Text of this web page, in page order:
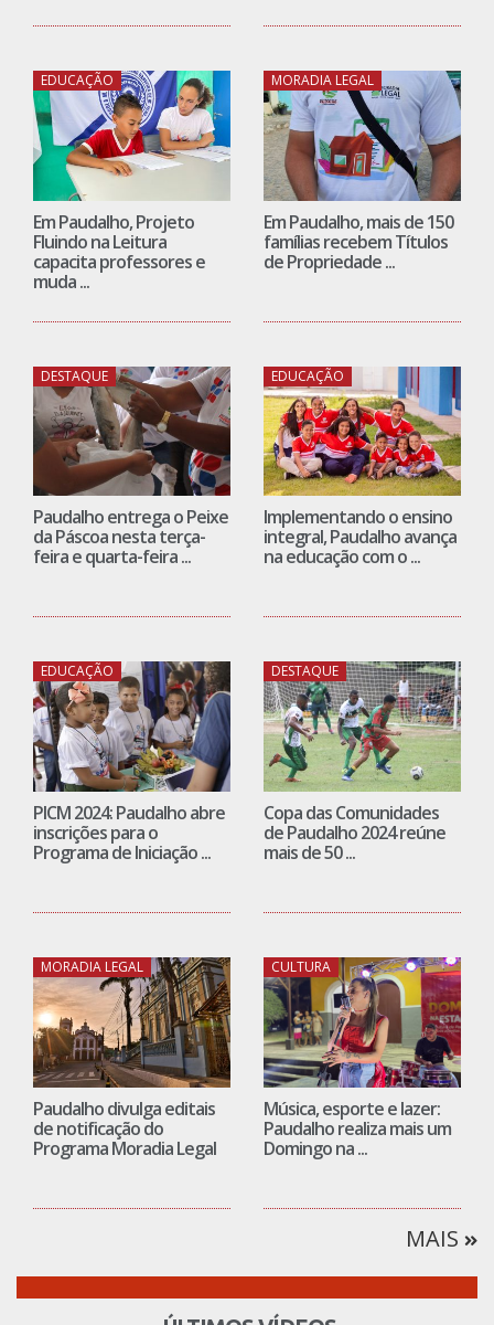
EDUCAÇÃO
Em Paudalho, Projeto
Fluindo na Leitura
capacita professores e
muda ...
MORADIA LEGAL
Em Paudalho, mais de 150
famílias recebem Títulos
de Propriedade ...
DESTAQUE
Paudalho entrega o Peixe
da Páscoa nesta terça-
feira e quarta-feira ...
EDUCAÇÃO
Implementando o ensino
integral, Paudalho avança
na educação com o ...
EDUCAÇÃO
PICM 2024: Paudalho abre
inscrições para o
Programa de Iniciação ...
DESTAQUE
Copa das Comunidades
de Paudalho 2024 reúne
mais de 50 ...
MORADIA LEGAL
Paudalho divulga editais
de notificação do
Programa Moradia Legal
CULTURA
Música, esporte e lazer:
Paudalho realiza mais um
Domingo na ...
MAIS